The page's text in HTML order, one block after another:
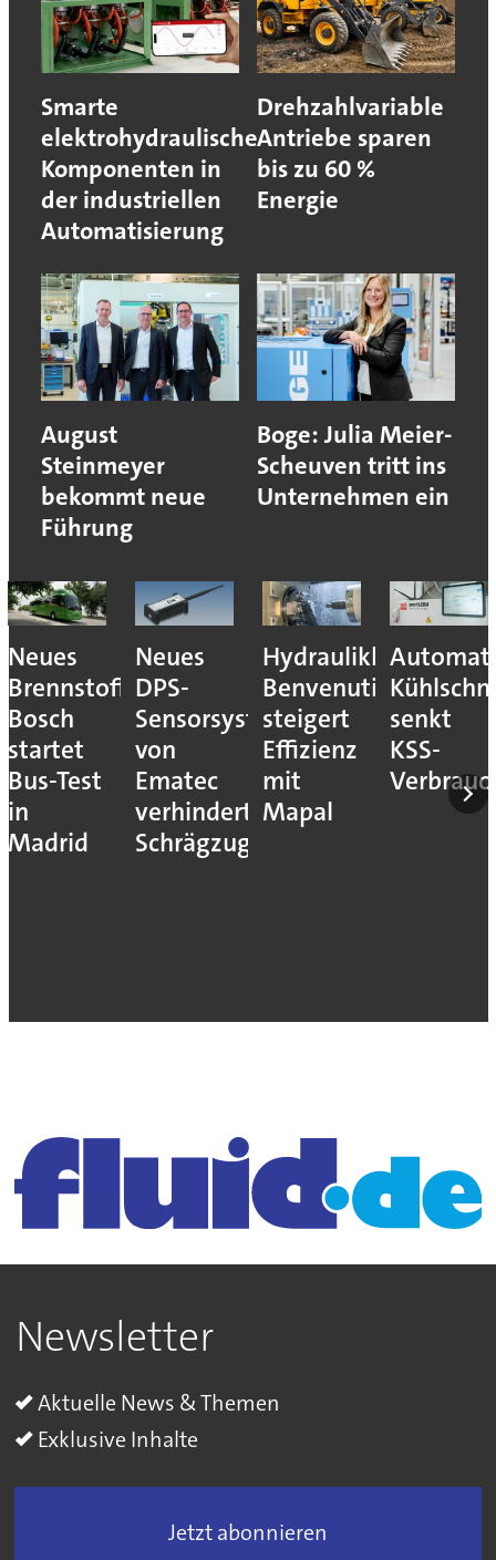
Smarte
elektrohydraulische
Komponenten in
der industriellen
Automatisierung
Drehzahlvariable
Antriebe sparen
bis zu 60 %
Energie
August
Steinmeyer
bekommt neue
Führung
Boge: Julia Meier-
Scheuven tritt ins
Unternehmen ein
Neues
Brennstoffzellensystem:
Bosch
startet
Bus-Test
in
Madrid
Neues
DPS-
Sensorsystem
von
Ematec
verhindert
Schrägzug
Hydraulikhersteller
Benvenuti
steigert
Effizienz
mit
Mapal
senkt
KSS-
Newsletter
Aktuelle News & Themen
Exklusive Inhalte
Jetzt abonnieren